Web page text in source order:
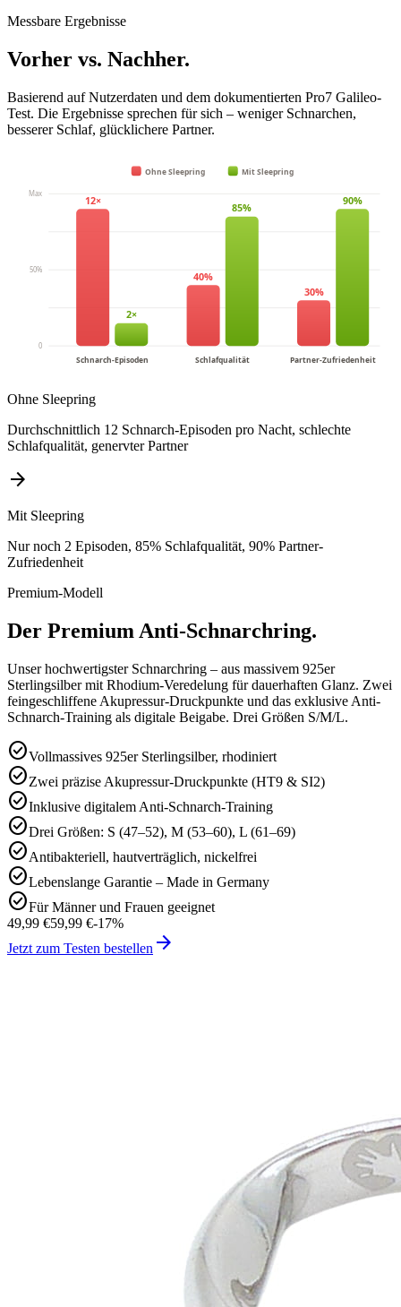
Messbare Ergebnisse
Vorher vs. Nachher.
Basierend auf Nutzerdaten und dem dokumentierten Pro7 Galileo-
Test. Die Ergebnisse sprechen für sich – weniger Schnarchen,
besserer Schlaf, glücklichere Partner.
Max
50%
0
12×
2×
Schnarch-Episoden
40%
85%
Schlafqualität
30%
90%
Partner-Zufriedenheit
Ohne Sleepring Mit Sleepring
Ohne Sleepring
Durchschnittlich 12 Schnarch-Episoden pro Nacht, schlechte
Schlafqualität, genervter Partner
arrow_forward
Mit Sleepring
Nur noch 2 Episoden, 85% Schlafqualität, 90% Partner-
Zufriedenheit
Premium-Modell
Der Premium Anti-Schnarchring.
Unser hochwertigster Schnarchring – aus massivem 925er
Sterlingsilber mit Rhodium-Veredelung für dauerhaften Glanz. Zwei
feingeschliffene Akupressur-Druckpunkte und das exklusive Anti-
Schnarch-Training als digitale Beigabe. Drei Größen S/M/L.
check_circleVollmassives 925er Sterlingsilber, rhodiniert
check_circleZwei präzise Akupressur-Druckpunkte (HT9 & SI2)
check_circleInklusive digitalem Anti-Schnarch-Training
check_circleDrei Größen: S (47–52), M (53–60), L (61–69)
check_circleAntibakteriell, hautverträglich, nickelfrei
check_circleLebenslange Garantie – Made in Germany
check_circleFür Männer und Frauen geeignet
49,99 €59,99 €-17%
Jetzt zum Testen bestellen arrow_forward